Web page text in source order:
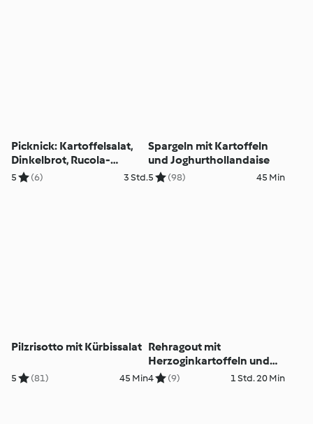
Picknick: Kartoffelsalat,
Dinkelbrot, Rucola-
Tomaten-Dip,
5 (6) 3 Std.
Spargeln mit Kartoffeln
und Joghurthollandaise
5 (98) 45 Min
Pilzrisotto mit Kürbissalat
5 (81) 45 Min
Rehragout mit
Herzoginkartoffeln und
Rotkabis
4 (9) 1 Std. 20 Min